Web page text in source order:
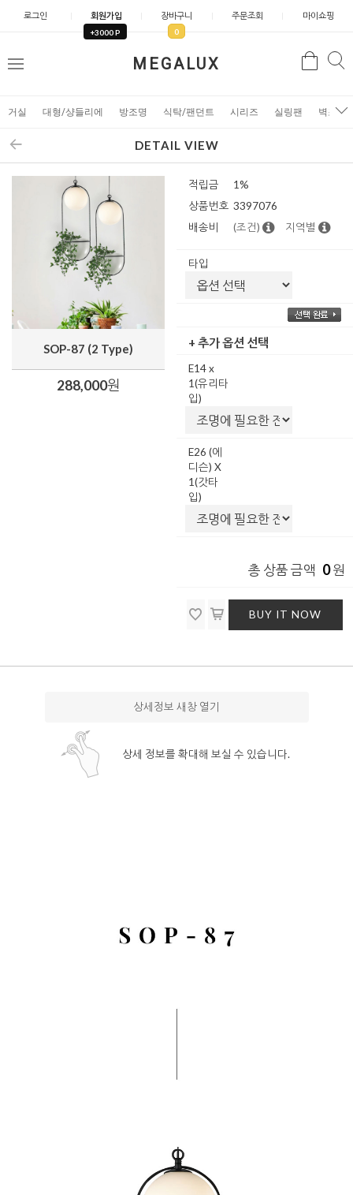
로그인 회원가입
+3000 P
장바구니
0
주문조회 마이쇼핑
MEGALUX
메
검
거실 대형/샹들리에 방조명 식탁/팬던트 시리즈 실링팬 벽조명
DETAIL VIEW
SOP-87 (2 Type)
288,000원
적립금
1%
상품번호 3397076
배송비
(조건) 지역별
타입
+ 추가 옵션 선택
E14 x
1(유리타
입)
E26 (에
디슨) X
1(갓타
입)
총 상품 금액 0원
BUY IT NOW
상세정보 새창 열기
상세 정보를 확대해 보실 수 있습니다.